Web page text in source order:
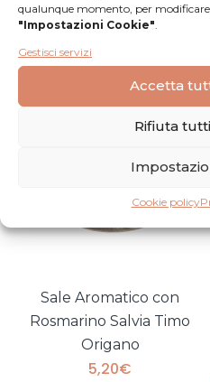
qualunque momento, per modificare
"Impostazioni Cookie"
Gestisci servizi
Accetta
Rifiuta
Cookie policy
Sale Aromatico con
Rosmarino Salvia Timo
Origano
5,20€